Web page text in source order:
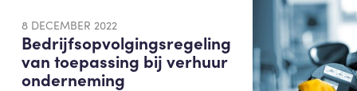
8 DECEMBER 2022
Bedrijfsopvolgingsregeling
van toepassing bij verhuur
onderneming